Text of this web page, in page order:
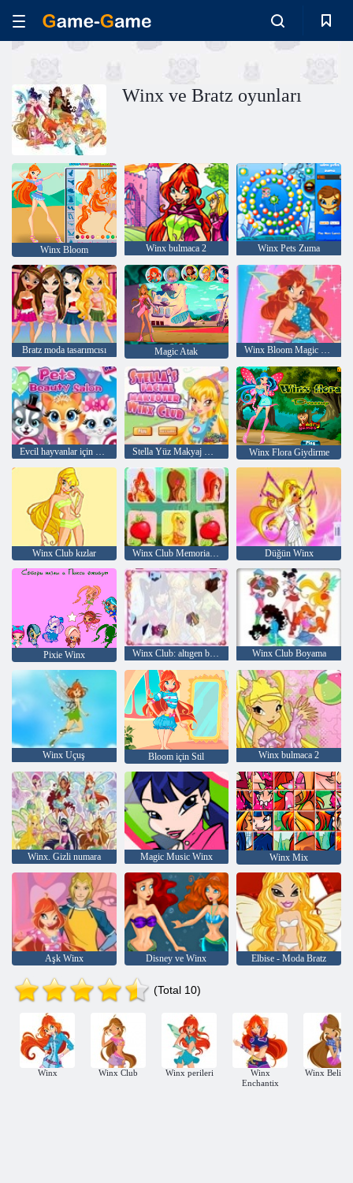
Winx ve Bratz oyunları
Winx Bloom Winx bulmaca 2 Winx Pets Zuma
Bratz moda tasarımcısı Magic Atak Winx Bloom Magic Giyim
Evcil hayvanlar için Güzellik salonu Stella Yüz Makyaj Winx Club Winx Flora Giydirme
Winx Club kızlar Winx Club Memorial Trick Düğün Winx
Pixie Winx Winx Club: altıgen bulmaca Winx Club Boyama
Winx Uçuş Bloom için Stil Winx bulmaca 2
Winx. Gizli numara Magic Music Winx Winx Mix
Aşk Winx Disney ve Winx Elbise - Moda Bratz
(Total 10)
Winx Winx Club Winx perileri
Winx
Enchantix
Winx